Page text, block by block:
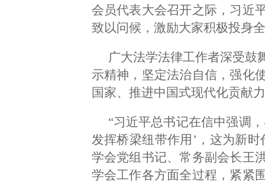
会员代表大会召开之际，习近
致以问候，激励大家积极投身
广大法学法律工作者深受鼓
示精神，坚定法治自信，强化
国家、推进中国式现代化贡献
“习近平总书记在信中强调
发挥桥梁纽带作用’，这为新
学会党组书记、常务副会长王
学会工作各方面全过程，紧紧